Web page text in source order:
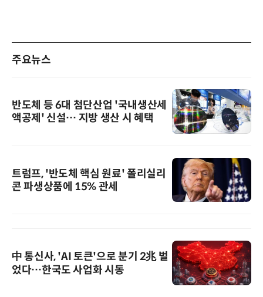
주요뉴스
반도체 등 6대 첨단산업 '국내생산세
액공제' 신설… 지방 생산 시 혜택
트럼프, '반도체 핵심 원료' 폴리실리
콘 파생상품에 15% 관세
中 통신사, 'AI 토큰'으로 분기 2兆 벌
었다…한국도 사업화 시동